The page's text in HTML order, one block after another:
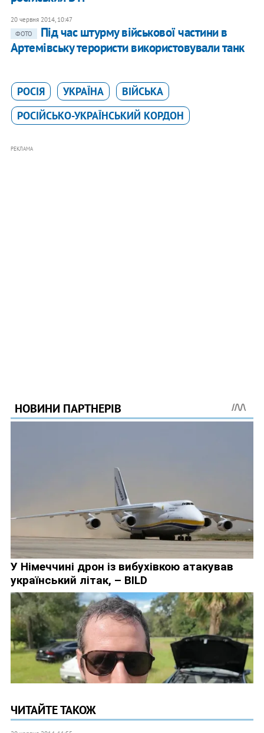
20 червня 2014, 10:47
ФОТО
Під час штурму військової частини в
Артемівську терористи використовували танк
РОСІЯ УКРАЇНА
ВІЙСЬКА
РОСІЙСЬКО-УКРАЇНСЬКИЙ КОРДОН
РЕКЛАМА
ЧИТАЙТЕ ТАКОЖ